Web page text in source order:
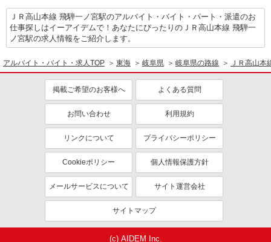
ＪＲ高山本線 飛騨一ノ宮駅のアルバイト・バイト・パート・派遣のお
仕事探しはイーアイデムで！あなたにぴったりのＪＲ高山本線 飛騨一
ノ宮駅の求人情報をご紹介します。
アルバイト・バイト・求人TOP 東海 岐阜県 岐阜県の路線 ＪＲ高山本
掲載ご希望のお客様へ よくある質問
お問い合わせ 利用規約
リンクについて プライバシーポリシー
Cookieポリシー 個人情報保護方針
メールサービスについて サイト運営会社
サイトマップ
(c) AIDEM Inc.